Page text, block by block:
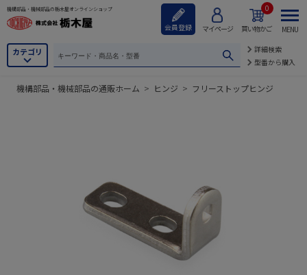
機構部品・機械部品の栃木屋オンラインショップ
会員登録 マイページ 買い物かご
0
カテゴリ
詳細検索
型番から購入
MENU
機構部品・機械部品の通販ホーム > ヒンジ > フリーストップヒンジ